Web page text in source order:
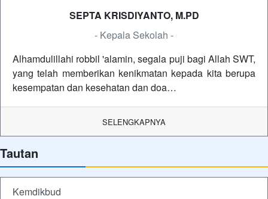
SEPTA KRISDIYANTO, M.PD
- Kepala Sekolah -
Alhamdulillahi robbil 'alamin, segala puji bagi Allah SWT,
yang telah memberikan kenikmatan kepada kita berupa
kesempatan dan kesehatan dan doa…
SELENGKAPNYA
Tautan
Kemdikbud